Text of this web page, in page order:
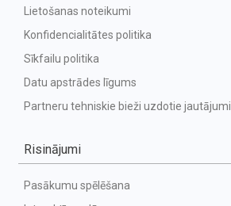
Lietošanas noteikumi
Konfidencialitātes politika
Sīkfailu politika
Datu apstrādes līgums
Partneru tehniskie bieži uzdotie jautājumi
Risinājumi
Pasākumu spēlēšana